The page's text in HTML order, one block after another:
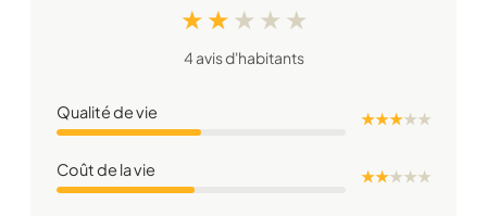
★ ★ ★ ★ ★
4 avis d'habitants
Qualité de vie ★ ★ ★★★
Coût de la vie ★ ★★★★